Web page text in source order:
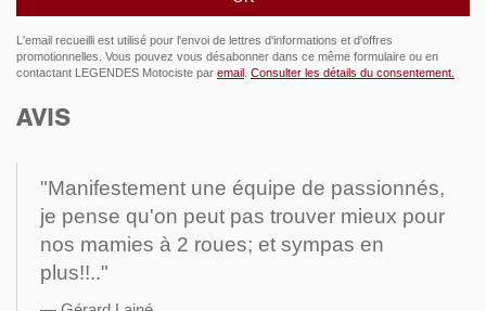
L'email recueilli est utilisé pour l'envoi de lettres d'informations et d'offres
promotionnelles. Vous pouvez vous désabonner dans ce même formulaire ou en
contactant LEGENDES Motociste par email Consulter les détails du consentement.
AVIS
"Manifestement une équipe de passionnés,
je pense qu'on peut pas trouver mieux pour
nos mamies à 2 roues; et sympas en
plus!!.."